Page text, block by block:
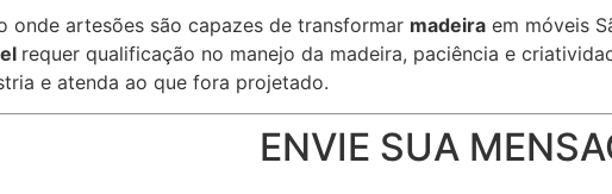
onde artesões são capazes de transformar madeira em móveis
requer qualificação no manejo da madeira, paciência e
e atenda ao que fora projetado.
ENVIE SUA